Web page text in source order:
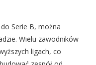
Serie B, można
Wielu zawodników
ligach, co